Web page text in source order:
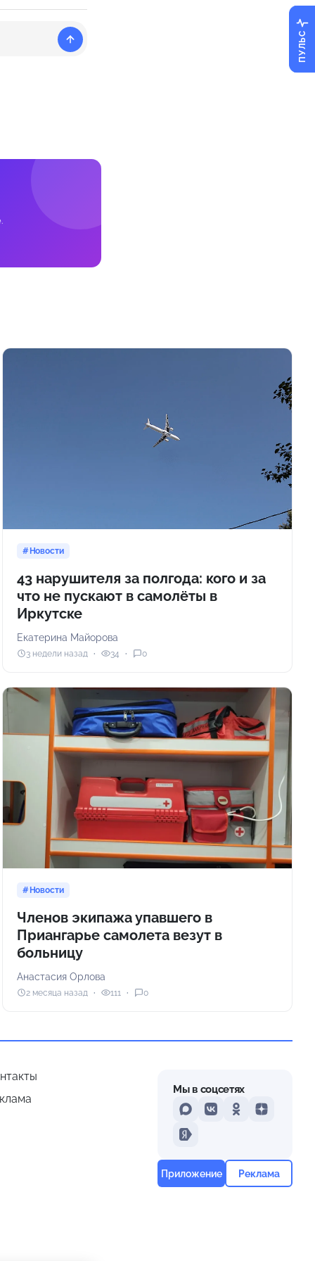
Новости
43 нарушителя за полгода: кого и за
что не пускают в самолёты в
Иркутске
Екатерина Майорова
3 недели назад 34 0
Новости
Членов экипажа упавшего в
Приангарье самолета везут в
больницу
Анастасия Орлова
2 месяца назад 111 0
Мы в соцсетях
MAXVKontakteOdnoklassniki
Dzen
Yandex
Приложение Реклама
ПУЛЬС